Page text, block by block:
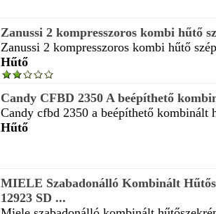
Zanussi 2 kompresszoros kombi hűtő
Zanussi 2 kompresszoros kombi hűtő
Hűtő
Candy CFBD 2350 A beépíthető
Candy cfbd 2350 a beépíthető kombinált
Hűtő
MIELE Szabadonálló Kombinált
12923 SD ...